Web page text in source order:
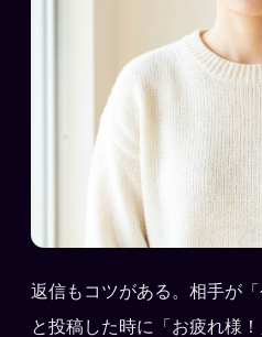
返信もコツがある。相手が
と投稿した時に「お疲れ様